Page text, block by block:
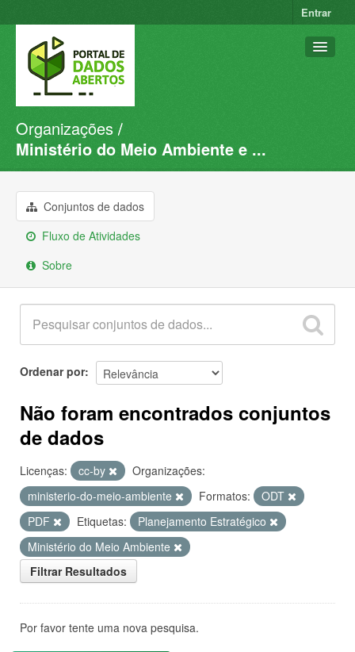
Entrar
Conjuntos de dados
Organizações
Sobre
Organizações
Ministério do Meio Ambiente e ...
Conjuntos de dados
Fluxo de Atividades
Sobre
Ordenar por
Não foram encontrados conjuntos
de dados
Licenças: cc-by
Organizações:
ministerio-do-meio-ambiente
Formatos:
ODT
PDF
Etiquetas:
Planejamento Estratégico
Ministério do Meio Ambiente
Filtrar Resultados
Por favor tente uma nova pesquisa.